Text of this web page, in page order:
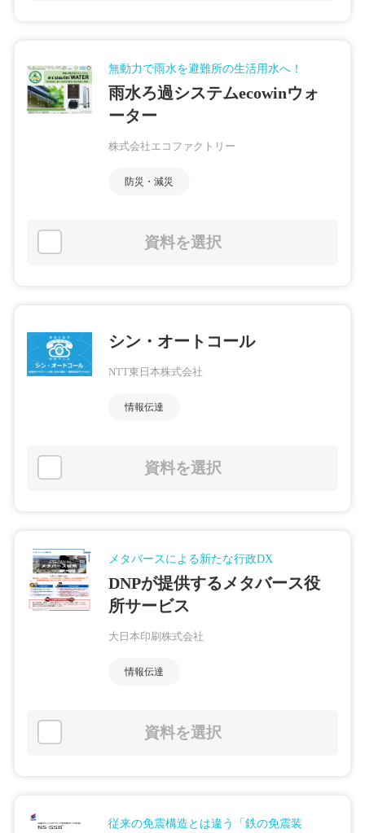
無動力で雨水を避難所の生活用水へ！
雨水ろ過システムecowinウォ
ーター
株式会社エコファクトリー
防災・減災
資料を選択
シン・オートコール
NTT東日本株式会社
情報伝達
資料を選択
メタバースによる新たな行政DX
DNPが提供するメタバース役
所サービス
大日本印刷株式会社
情報伝達
資料を選択
従来の免震構造とは違う「鉄の免震装